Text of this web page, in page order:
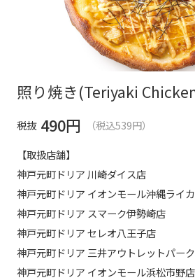
照り焼き(Teriyaki
税抜 490円
（税込539円）
【取扱店舗】
神戸元町ドリア 川崎ダイス店
神戸元町ドリア イオンモール沖縄ライ
神戸元町ドリア スマーク伊勢崎店
神戸元町ドリア セレオ八王子店
神戸元町ドリア 三井アウトレットパー
神戸元町ドリア イオンモール浜松市野店